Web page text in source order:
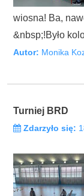
wiosna! Ba,
&nbsp;!Było
Autor: Monika
Turniej BRD
Zdarzyło się: